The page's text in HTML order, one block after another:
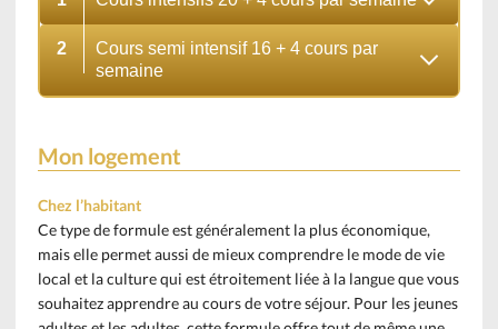
2
Cours semi intensif 16 + 4 cours par
semaine
Mon logement
Chez l’habitant
Ce type de formule est généralement la plus économique,
mais elle permet aussi de mieux comprendre le mode de vie
local et la culture qui est étroitement liée à la langue que vous
souhaitez apprendre au cours de votre séjour. Pour les jeunes